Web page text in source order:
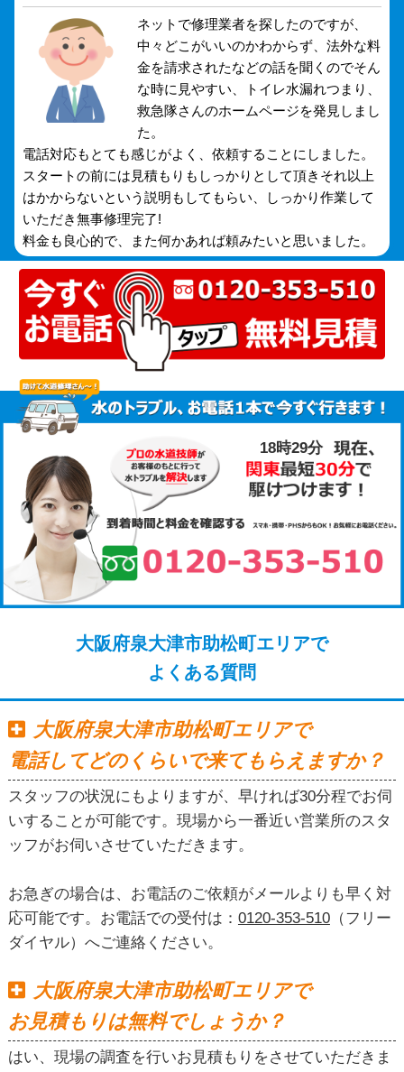
ネットで修理業者を探したのですが、
中々どこがいいのかわからず、法外な料
金を請求されたなどの話を聞くのでそん
な時に見やすい、トイレ水漏れつまり、
救急隊さんのホームページを発見しまし
た。
電話対応もとても感じがよく、依頼することにしました。
スタートの前には見積もりもしっかりとして頂きそれ以上
はかからないという説明もしてもらい、しっかり作業して
いただき無事修理完了!
料金も良心的で、また何かあれば頼みたいと思いました。
18時29分
大阪府泉大津市助松町エリアで
よくある質問
大阪府泉大津市助松町エリアで
電話してどのくらいで来てもらえますか？
スタッフの状況にもよりますが、早ければ30分程でお伺
いすることが可能です。現場から一番近い営業所のスタ
ッフがお伺いさせていただきます。
お急ぎの場合は、お電話のご依頼がメールよりも早く対
応可能です。お電話での受付は： 0120-353-510（フリー
ダイヤル）へご連絡ください。
大阪府泉大津市助松町エリアで
お見積もりは無料でしょうか？
はい、現場の調査を行いお見積もりをさせていただきま